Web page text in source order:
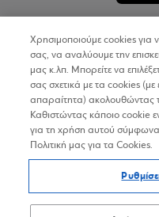
Προσωπικά
Δήλωση
Χρησιμοποιούμε cookies για
σας, να αναλύουμε την
μας κ.λπ. Μπορείτε να
σας σχετικά με τα cookies (με
απαραίτητα) ακολουθώντας
Καθιστώντας κάποιο cookie
για τη χρήση αυτού
Πολιτική μας για τα Cookies.